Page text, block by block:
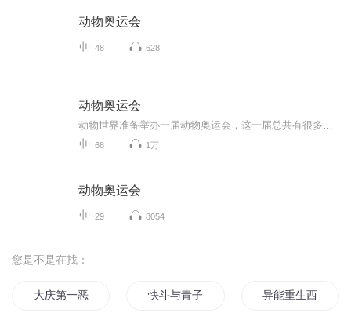
动物奥运会
48 628
动物奥运会
68 1万
动物奥运会
29 8054
您是不是在找：
大庆第一恶 快斗与青子的情人节 异能重生西门庆